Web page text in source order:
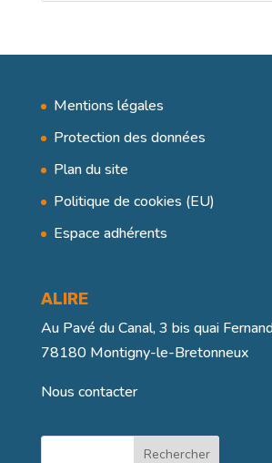
Mentions légales
Protection des données
Plan du site
Politique de cookies (EU)
Espace adhérents
ALIRE
Au Pavé du Canal, 3 bis quai
78180 Montigny-le-Bretonneux
Nous contacter
Rechercher